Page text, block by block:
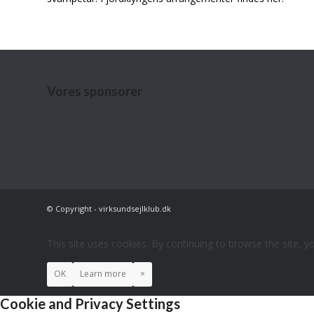
Vores sponsorer
© Copyright - virksundsejlklub.dk
This site uses cookies. By continuing to browse the site,
OK Learn more ×
Cookie and Privacy Settings